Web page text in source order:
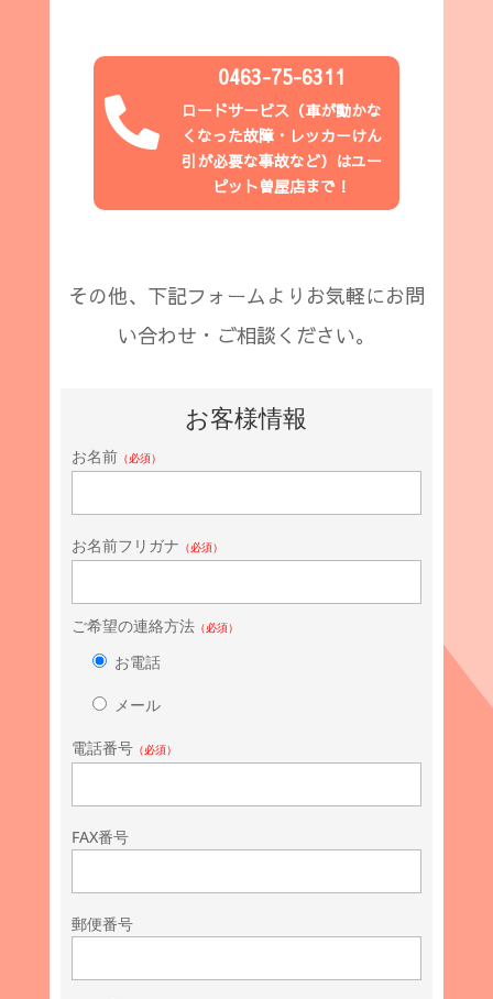

0463-75-6311
ロードサービス（車が動かな
くなった故障・レッカーけん
引が必要な事故など）はユー
ピット曽屋店まで！
その他、下記フォームよりお気軽にお問
い合わせ・ご相談ください。
お客様情報
お名前（必須）
お名前フリガナ （必須）
ご希望の連絡方法（必須）
お電話
メール
電話番号（必須）
FAX番号
郵便番号